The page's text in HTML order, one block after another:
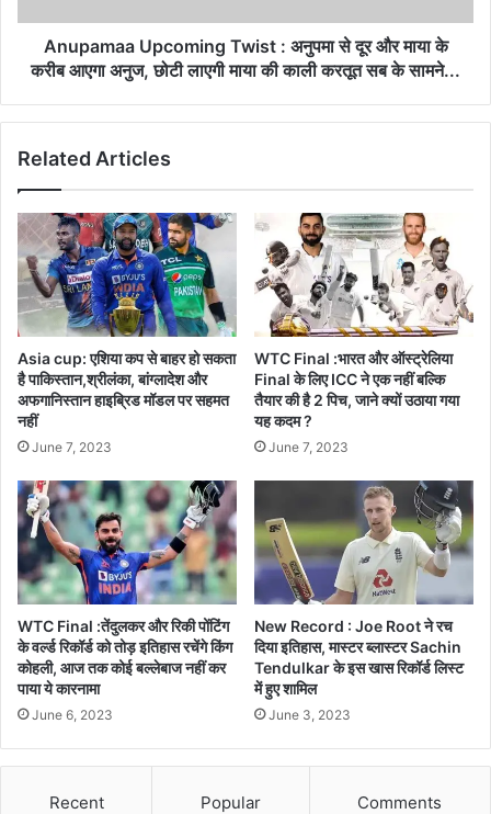
Anupamaa Upcoming Twist : अनुपमा से दूर और माया के
करीब आएगा अनुज, छोटी लाएगी माया की काली करतूत सब के सामने...
Related Articles
Asia cup: एशिया कप से बाहर हो सकता
है पाकिस्तान,श्रीलंका, बांग्लादेश और
अफगानिस्तान हाइब्रिड मॉडल पर सहमत
नहीं
June 7, 2023
WTC Final :भारत और ऑस्ट्रेलिया
Final के लिए ICC ने एक नहीं बल्कि
तैयार की है 2 पिच, जाने क्यों उठाया गया
यह कदम ?
June 7, 2023
WTC Final :तेंदुलकर और रिकी पोंटिंग
के वर्ल्ड रिकॉर्ड को तोड़ इतिहास रचेंगे किंग
कोहली, आज तक कोई बल्लेबाज नहीं कर
पाया ये कारनामा
June 6, 2023
New Record : Joe Root ने रच
दिया इतिहास, मास्टर ब्लास्टर Sachin
Tendulkar के इस खास रिकॉर्ड लिस्ट
में हुए शामिल
June 3, 2023
Recent Popular Comments